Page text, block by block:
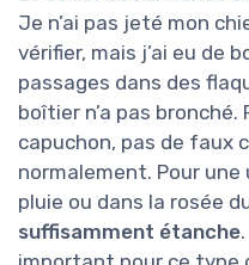
Je n’ai pas jeté mon
vérifier, mais j’ai eu de
passages dans des
boîtier n’a pas bronché.
capuchon, pas de faux
normalement. Pour
pluie ou dans la rosée
suffisamment étanche